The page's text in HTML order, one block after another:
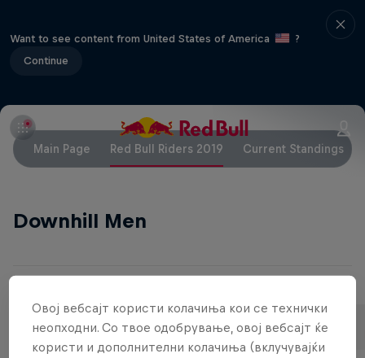
Want to see content from United States of America
?
Continue
Main Page Red Bull Riders 2019 Current Standings
Downhill Men
United States
France
Овој вебсајт користи колачиња кои се технички
неопходни. Со твое одобрување, овој вебсајт ќе
користи и дополнителни колачиња (вклучувајќи